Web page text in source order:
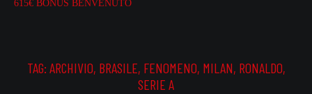
615€ BONUS BENVENUTO
TAG: ARCHIVIO, BRASILE, FENOMENO, MILAN, RONALDO,
SERIE A